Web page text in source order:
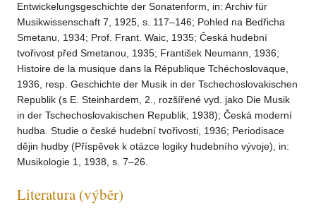
Entwickelungsgeschichte der Sonatenform, in: Archiv für
Musikwissenschaft 7, 1925, s. 117–146; Pohled na Bedřicha
Smetanu, 1934; Prof. Frant. Waic, 1935; Česká hudební
tvořivost před Smetanou, 1935; František Neumann, 1936;
Histoire de la musique dans la République Tchéchoslovaque,
1936, resp. Geschichte der Musik in der Tschechoslovakischen
Republik (s E. Steinhardem, 2., rozšířené vyd. jako Die Musik
in der Tschechoslovakischen Republik, 1938); Česká moderní
hudba. Studie o české hudební tvořivosti, 1936; Periodisace
dějin hudby (Příspěvek k otázce logiky hudebního vývoje), in:
Musikologie 1, 1938, s. 7–26.
Literatura (výběr)